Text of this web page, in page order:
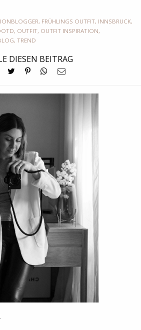
, FRÜHLINGS OUTFIT, INNSBRUCK,
, OUTFIT, OUTFIT INSPIRATION,
, TREND
DIESEN BEITRAG